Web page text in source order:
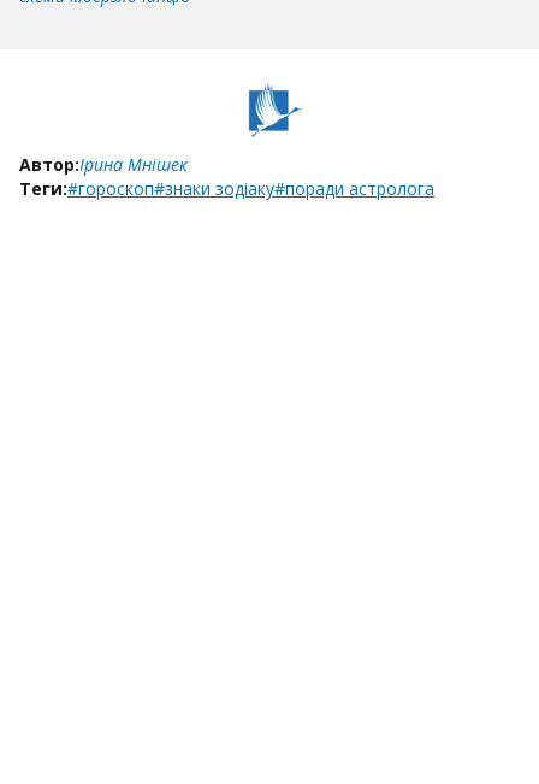
Автор:Ірина Мнішек
Теги:#гороскоп#знаки зодіаку#поради астролога